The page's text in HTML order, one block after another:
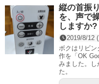
縦の首振
を、声で
しますか?
2019/8/12
ボクはリビン
作を「OK
みました。し
た。